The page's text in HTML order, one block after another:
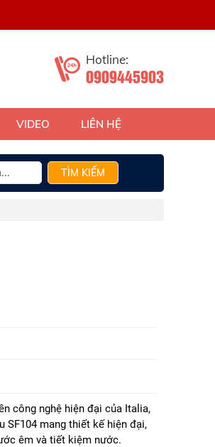
Hotline:
0909445903
VIDEO LIÊN HỆ
TÌM KIẾM
công nghệ hiện đại của Italia,
SF104 mang thiết kế hiện đại,
êm và tiết kiệm nước.